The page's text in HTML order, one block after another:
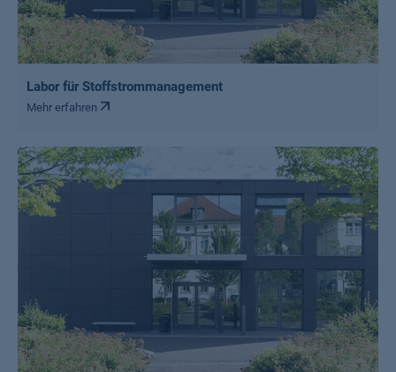
Labor für Stoffstrommanagement
Mehr erfahren